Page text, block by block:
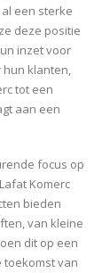
een sterke
deze positie
inzet voor
klanten,
tot een
aan een
focus op
Komerc
bieden
van kleine
dit op een
toekomst van